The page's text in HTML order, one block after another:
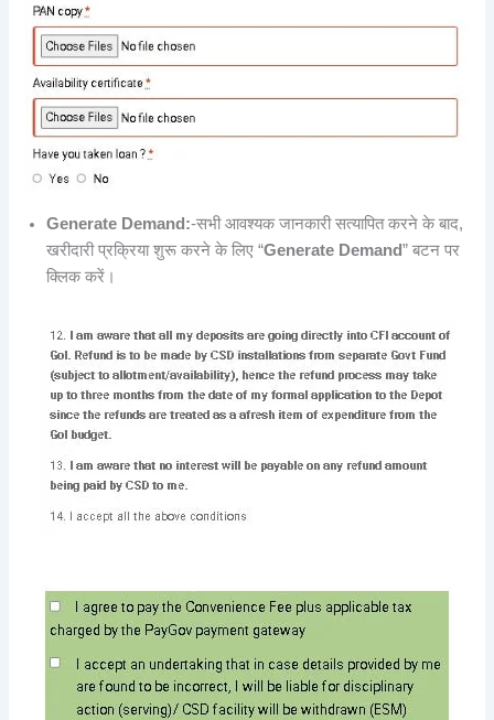
Generate Demand:-सभी आवश्यक जानकारी सत्यापित करने के बाद,
खरीदारी प्रक्रिया शुरू करने के लिए “Generate Demand” बटन पर
क्लिक करें।